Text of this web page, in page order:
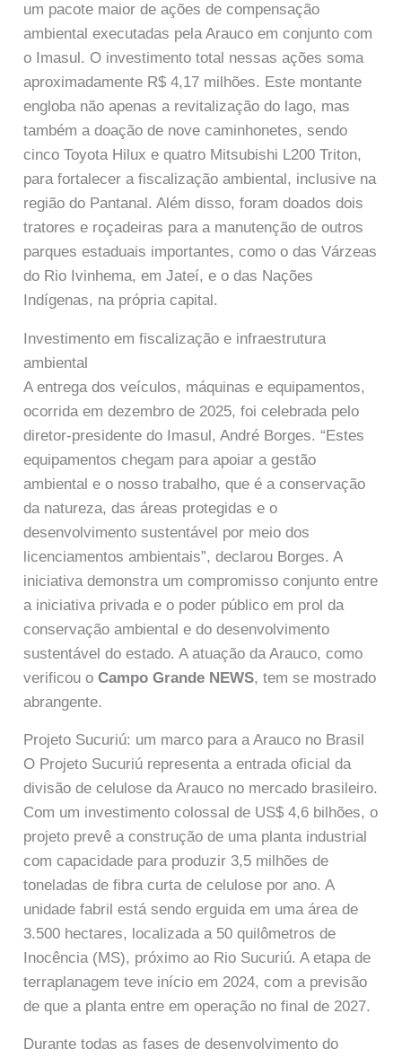
um pacote maior de ações de compensação
ambiental executadas pela Arauco em conjunto com
o Imasul. O investimento total nessas ações soma
aproximadamente R$ 4,17 milhões. Este montante
engloba não apenas a revitalização do lago, mas
também a doação de nove caminhonetes, sendo
cinco Toyota Hilux e quatro Mitsubishi L200 Triton,
para fortalecer a fiscalização ambiental, inclusive na
região do Pantanal. Além disso, foram doados dois
tratores e roçadeiras para a manutenção de outros
parques estaduais importantes, como o das Várzeas
do Rio Ivinhema, em Jateí, e o das Nações
Indígenas, na própria capital.
Investimento em fiscalização e infraestrutura
ambiental
A entrega dos veículos, máquinas e equipamentos,
ocorrida em dezembro de 2025, foi celebrada pelo
diretor-presidente do Imasul, André Borges. “Estes
equipamentos chegam para apoiar a gestão
ambiental e o nosso trabalho, que é a conservação
da natureza, das áreas protegidas e o
desenvolvimento sustentável por meio dos
licenciamentos ambientais”, declarou Borges. A
iniciativa demonstra um compromisso conjunto entre
a iniciativa privada e o poder público em prol da
conservação ambiental e do desenvolvimento
sustentável do estado. A atuação da Arauco, como
verificou oCampo Grande NEWS, tem se mostrado
abrangente.
Projeto Sucuriú: um marco para a Arauco no Brasil
O Projeto Sucuriú representa a entrada oficial da
divisão de celulose da Arauco no mercado brasileiro.
Com um investimento colossal de US$ 4,6 bilhões, o
projeto prevê a construção de uma planta industrial
com capacidade para produzir 3,5 milhões de
toneladas de fibra curta de celulose por ano. A
unidade fabril está sendo erguida em uma área de
3.500 hectares, localizada a 50 quilômetros de
Inocência (MS), próximo ao Rio Sucuriú. A etapa de
terraplanagem teve início em 2024, com a previsão
de que a planta entre em operação no final de 2027.
Durante todas as fases de desenvolvimento do